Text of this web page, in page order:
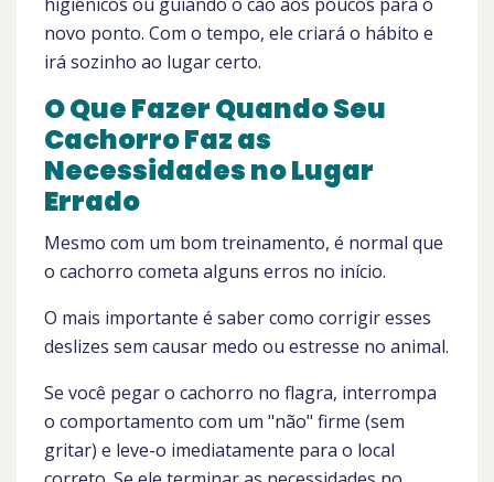
novo ponto. Com o tempo, ele criará o hábito e
irá sozinho ao lugar certo.
O Que Fazer Quando Seu
Cachorro Faz as
Necessidades no Lugar
Errado
Mesmo com um bom treinamento, é normal que
o cachorro cometa alguns erros no início.
O mais importante é saber como corrigir esses
deslizes sem causar medo ou estresse no animal.
Se você pegar o cachorro no flagra, interrompa
o comportamento com um "não" firme (sem
gritar) e leve-o imediatamente para o local